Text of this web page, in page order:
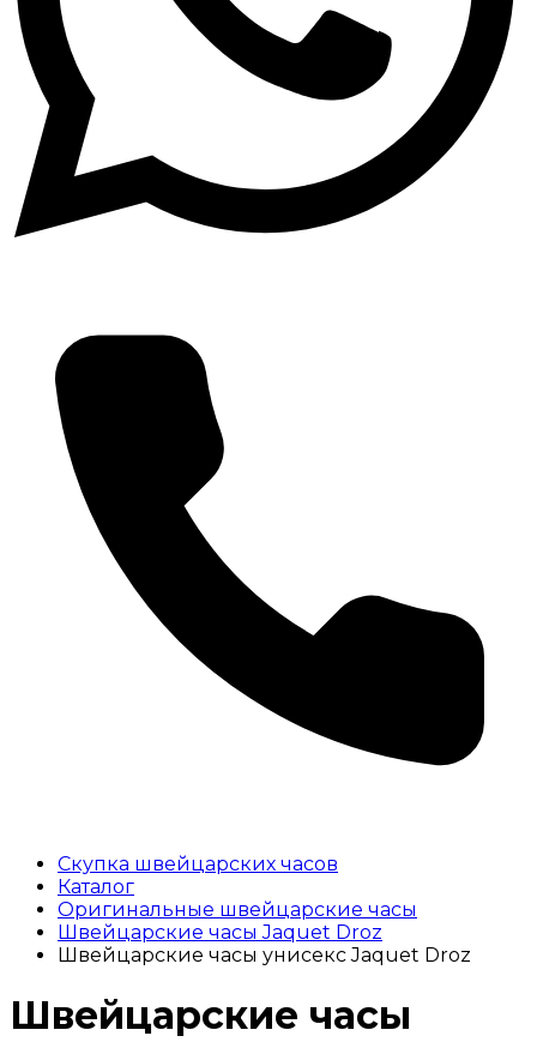
Скупка швейцарских часов
Каталог
Оригинальные швейцарские часы
Швейцарские часы Jaquet Droz
Швейцарские часы унисекс Jaquet Droz
Швейцарские часы